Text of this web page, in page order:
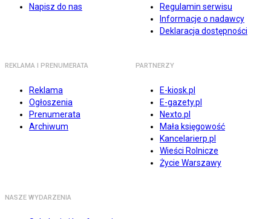
Napisz do nas
Regulamin serwisu
Informacje o nadawcy
Deklaracja dostępności
REKLAMA I PRENUMERATA
Reklama
Ogłoszenia
Prenumerata
Archiwum
PARTNERZY
E-kiosk.pl
E-gazety.pl
Nexto.pl
Mała księgowość
Kancelarierp.pl
Wieści Rolnicze
Życie Warszawy
NASZE WYDARZENIA